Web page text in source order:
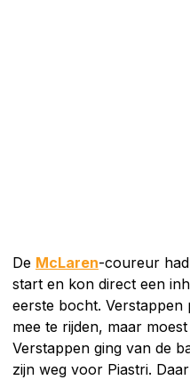
De McLaren-coureur
start en kon direct een
eerste bocht.
mee te rijden, maar
Verstappen ging van de
zijn weg voor Piastri.